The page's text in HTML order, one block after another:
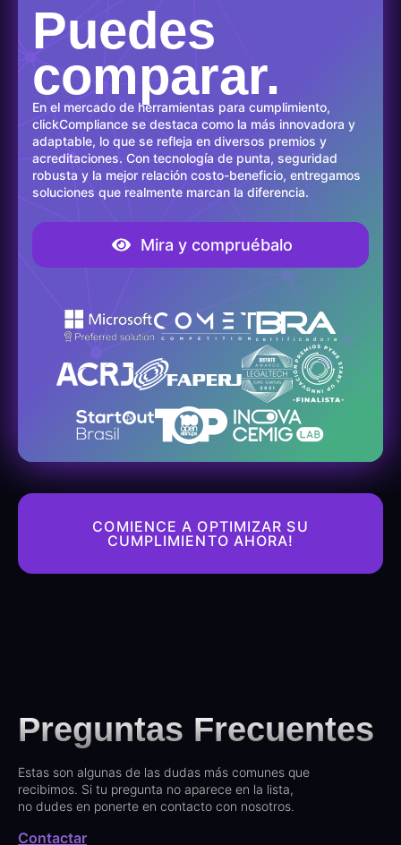
Puedes
comparar.
En el mercado de herramientas para cumplimiento,
clickCompliance se destaca como la más innovadora y
adaptable, lo que se refleja en diversos premios y
acreditaciones. Con tecnología de punta, seguridad
robusta y la mejor relación costo-beneficio, entregamos
soluciones que realmente marcan la diferencia.
Mira y compruébalo
COMIENCE A OPTIMIZAR SU
CUMPLIMIENTO AHORA!
Preguntas Frecuentes
Estas son algunas de las dudas más comunes que
recibimos. Si tu pregunta no aparece en la lista,
no dudes en ponerte en contacto con nosotros.
Contactar